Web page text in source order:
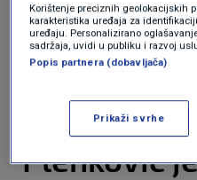
Osvrćući se na
predsjednički izbori,
Vlada otići.
"Plenković
Korištenje preciznih geolokacijskih
karakteristika uređaja za
uređaju. Personalizirano
sadržaja, uvidi u publiku i razvoj
Popis partnera (dobavljača)
Prikaži svrhe